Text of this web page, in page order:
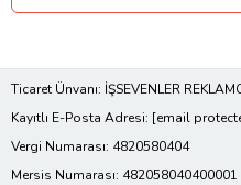
Ticaret Ünvanı: İŞSEVENLER
Kayıtlı E-Posta Adresi: [email
Vergi Numarası: 4820580404
Mersis Numarası: 482058040400001